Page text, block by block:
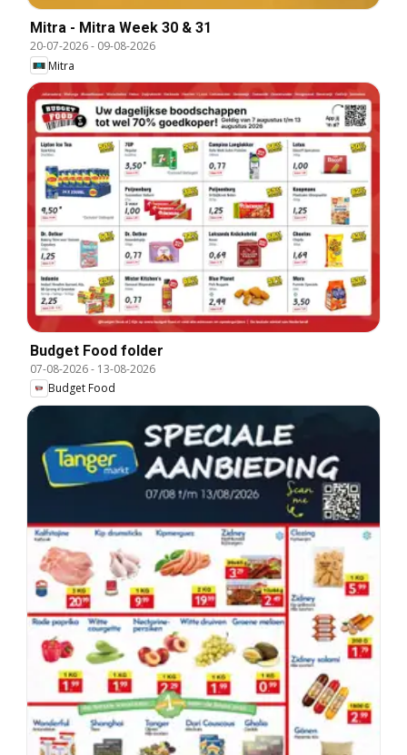
Mitra - Mitra Week 30 & 31
20-07-2026- 09-08-2026
Mitra
Budget Food folder
07-08-2026- 13-08-2026
Budget Food